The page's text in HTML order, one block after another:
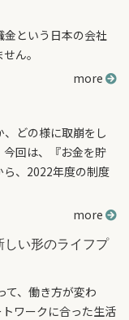
という日本の会社
ん。
more
どの様に取崩をし
回は、『お金を貯
ら、2022年度の制度
more
しい形のライフプ
、働き方が変わ
ワークに合った生活